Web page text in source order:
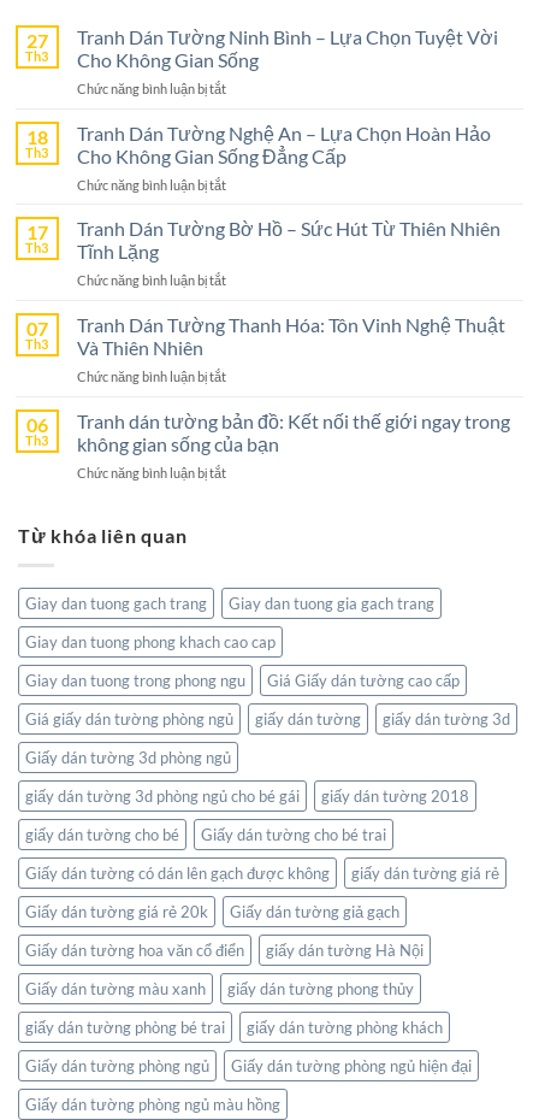
27
Th3
Tranh Dán Tường Ninh Bình – Lựa Chọn Tuyệt Vời
Cho Không Gian Sống
Chức năng bình luận bị tắtở
Dán
Tường
Ninh
Bình
Lựa
Không
Sống
18
Th3
Tranh Dán Tường Nghệ An – Lựa Chọn Hoàn Hảo
Cho Không Gian Sống Đẳng Cấp
Chức năng bình luận bị tắtở
Dán
An
Lựa
Không
Gian
Sống
17
Th3
Tranh Dán Tường Bờ Hồ – Sức Hút Từ Thiên Nhiên
Tĩnh Lặng
Chức năng bình luận bị tắtở
Dán
Hồ
Sức
Hút
07
Th3
Tranh Dán Tường Thanh Hóa: Tôn Vinh Nghệ Thuật
Và Thiên Nhiên
Chức năng bình luận bị tắtở
Dán
Tường
Thanh
Hóa:
Thiên
Nhiên
06
Th3
Tranh dán tường bản đồ: Kết nối thế giới ngay trong
không gian sống của bạn
Chức năng bình luận bị tắtở
Kết
nối
giới
ngay
trong
không
gian
sống
của
bạn
Từ khóa liên quan
Giay dan tuong gach trang
Giay dan tuong gia gach trang
Giay dan tuong phong khach cao cap
Giay dan tuong trong phong ngu
Giá Giấy dán tường cao cấp
Giá giấy dán tường phòng ngủ
giấy dán tường
giấy dán tường 3d
Giấy dán tường 3d phòng ngủ
giấy dán tường 3d phòng ngủ cho bé gái
giấy dán tường 2018
giấy dán tường cho bé
Giấy dán tường cho bé trai
Giấy dán tường có dán lên gạch được không
giấy dán tường giá rẻ
Giấy dán tường giá rẻ 20k
Giấy dán tường giả gạch
Giấy dán tường hoa văn cổ điển
giấy dán tường Hà Nội
Giấy dán tường màu xanh
giấy dán tường phong thủy
giấy dán tường phòng bé trai
giấy dán tường phòng khách
Giấy dán tường phòng ngủ
Giấy dán tường phòng ngủ hiện đại
Giấy dán tường phòng ngủ màu hồng